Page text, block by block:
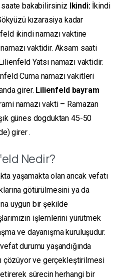
bakabilirsiniz Ikindi:İkindi
kızarasiya kadar
ikindi namazı vaktine
vaktidir. Aksam saati
Yatsı namazı vaktidir.
Cuma namazı vakitleri
girer. Lilienfeld bayram
namazı vakti – Ramazan
günes dogduktan 45-50
girer .
Nedir?
yaşamakta olan ancak vefatı
götürülmesini ya da
uygun bir şekilde
işlemlerini yürütmek
ve dayanışma kuruluşudur.
durumu yaşandığında
çözüyor ve gerçekleştirilmesi
sürecin herhangi bir